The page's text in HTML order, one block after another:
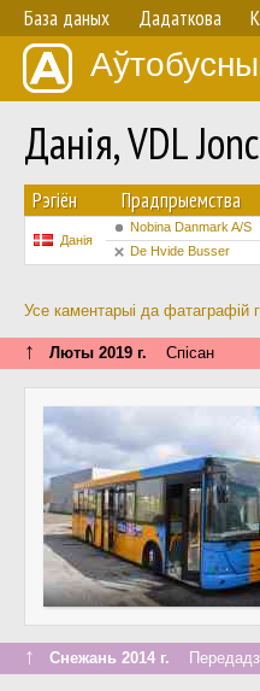
База даных Дадаткова
Данія, VDL
Рэгіён Прадпрыемства
Данія
Nobina Danmark A/S
De Hvide Busser
Усе каментарыі да фатаграфій
↑ Люты 2019 г. Спісан
↑ Снежань 2014 г.